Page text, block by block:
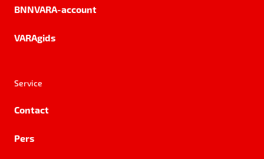
BNNVARA-account
VARAgids
Service
Contact
Pers